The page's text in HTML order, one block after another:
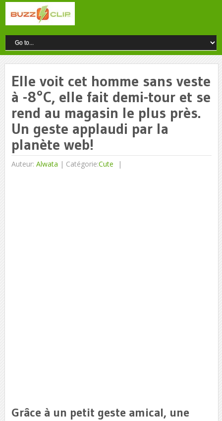
Elle voit cet homme sans veste
à -8°C, elle fait demi-tour et se
rend au magasin le plus près.
Un geste applaudi par la
planète web!
Auteur: Alwata | Catégorie:Cute
Grâce à un petit geste amical, une